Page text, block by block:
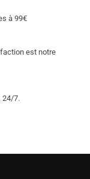
à 99€
est notre
24/7.